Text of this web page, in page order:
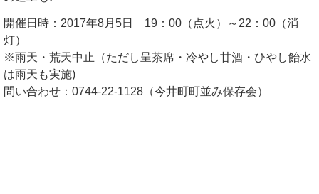
開催日時：2017年8月5日 19：00（点火）～22：00（消
灯）
※雨天・荒天中止（ただし呈茶席・冷やし甘酒・ひやし飴水
は雨天も実施)
問い合わせ：0744-22-1128（今井町町並み保存会）